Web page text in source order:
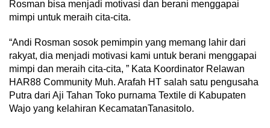
Rosman bisa menjadi motivasi dan berani menggapai
mimpi untuk meraih cita-cita.
“Andi Rosman sosok pemimpin yang memang lahir dari
rakyat, dia menjadi motivasi kami untuk berani menggapai
mimpi dan meraih cita-cita, ” Kata Koordinator Relawan
HAR88 Community Muh. Arafah HT salah satu pengusaha
Putra dari Aji Tahan Toko purnama Textile di Kabupaten
Wajo yang kelahiran KecamatanTanasitolo.